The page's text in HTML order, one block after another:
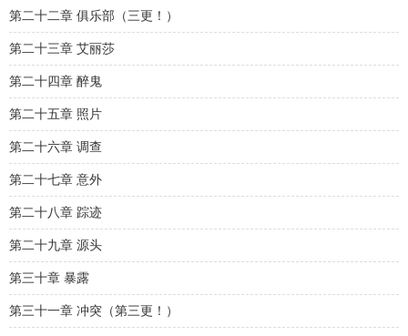
第二十二章 俱乐部（三更！）
第二十三章 艾丽莎
第二十四章 醉鬼
第二十五章 照片
第二十六章 调查
第二十七章 意外
第二十八章 踪迹
第二十九章 源头
第三十章 暴露
第三十一章 冲突（第三更！）